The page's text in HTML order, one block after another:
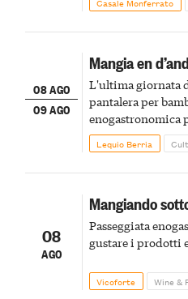
08 AGO
09 AGO
Mangia en
L'ultima giornata
pantalera per
enogastronomica
pirotecnico
Lequio Berria
08
AGO
Mangiando
Passeggiata
gustare i prodotti
Vicoforte Wine &